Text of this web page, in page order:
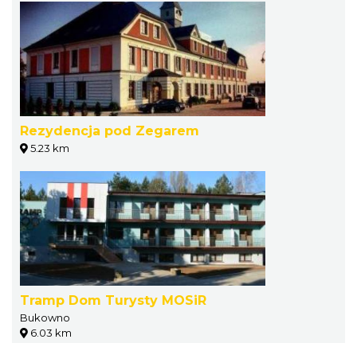
Rezydencja pod Zegarem
5.23 km
Tramp Dom Turysty MOSiR
Bukowno
6.03 km